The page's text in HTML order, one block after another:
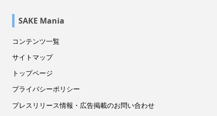
SAKE Mania
コンテンツ一覧
サイトマップ
トップページ
プライバシーポリシー
プレスリリース情報・広告掲載のお問い合わせ